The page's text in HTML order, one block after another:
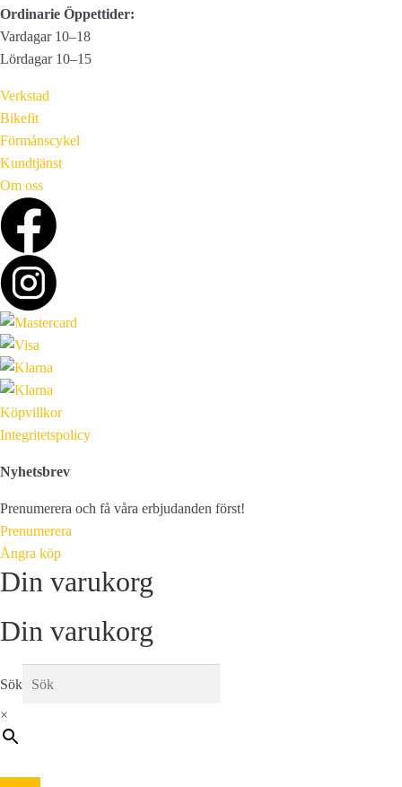
Ordinarie Öppettider:
Vardagar 10–18
Lördagar 10–15
Verkstad
Bikefit
Förmånscykel
Kundtjänst
Om oss
Köpvillkor
Integritetspolicy
Nyhetsbrev
Prenumerera och få våra erbjudanden först!
Prenumerera
Ångra köp
Din varukorg
Din varukorg
Sök
×